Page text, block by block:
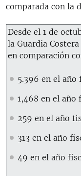
comparada con la
Desde el 1 de
la Guardia
en comparación
5.396 en el año
1,468 en el año
259 en el año
313 en el año
49 en el año